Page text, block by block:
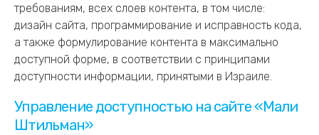
требованиям, всех слоев контента, в том числе:
дизайн сайта, программирование и исправность кода,
а также формулирование контента в максимально
доступной форме, в соответствии с принципами
доступности информации, принятыми в Израиле.
Управление доступностью на сайте «Мали
Штильман»